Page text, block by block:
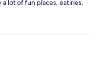
lot of fun places, eatiries,